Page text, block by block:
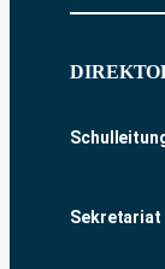
Sekretariat